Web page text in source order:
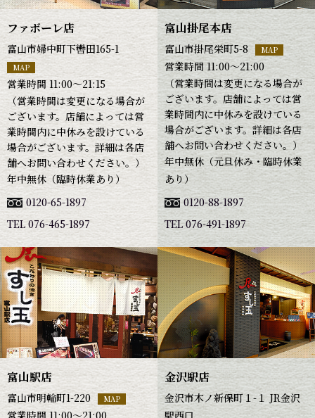
ファボーレ店
富山市婦中町下轡田165-1
MAP
営業時間 11:00～21:15
（営業時間は変更になる場合が
ございます。店舗によっては営
業時間内に中休みを設けている
場合がございます。詳細は各店
舗へお問い合わせください。）
年中無休（臨時休業あり）
0120-65-1897
TEL 076-465-1897
富山掛尾本店
富山市掛尾栄町5-8 MAP
営業時間 11:00～21:00
（営業時間は変更になる場合が
ございます。店舗によっては営
業時間内に中休みを設けている
場合がございます。詳細は各店
舗へお問い合わせください。）
年中無休（元旦休み・臨時休業
あり）
0120-88-1897
TEL 076-491-1897
富山駅店
富山市明輪町1-220 MAP
営業時間 11:00～21:00
金沢駅店
金沢市木ノ新保町１-１ JR金沢
駅西口